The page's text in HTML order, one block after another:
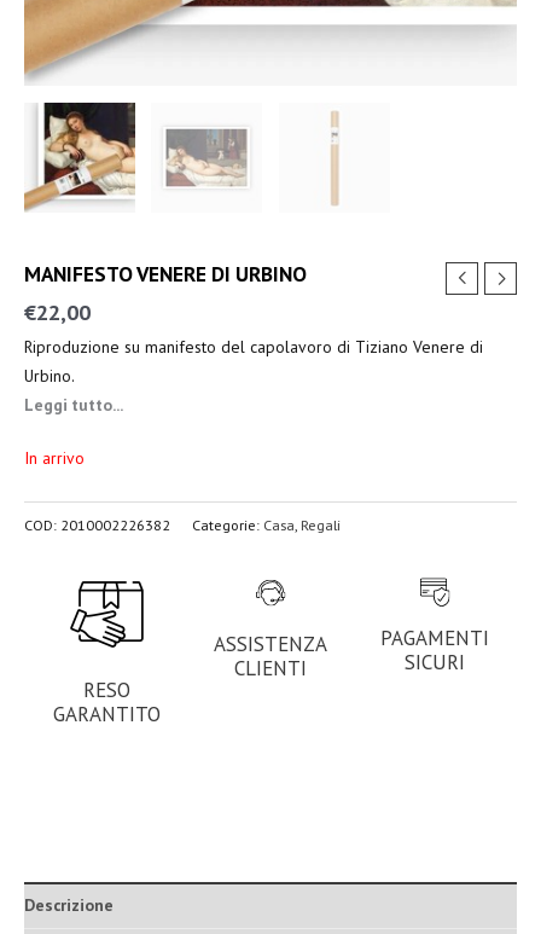
MANIFESTO VENERE DI URBINO
€22,00
Riproduzione su manifesto del capolavoro di Tiziano Venere di
Urbino.
Leggi tutto...
In arrivo
COD: 2010002226382 Categorie: Casa, Regali
RESO
GARANTITO
ASSISTENZA
CLIENTI
PAGAMENTI
SICURI
Descrizione